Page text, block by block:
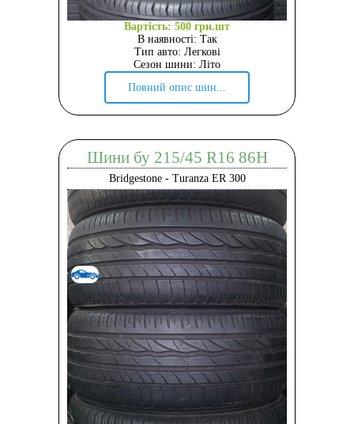
Вартість: 500 грн.шт
В наявності: Так
Тип авто: Легкові
Сезон шини: Літо
Повний опис шин...
Шини бу 215/45 R16 86H
Bridgestone - Turanza ER 300